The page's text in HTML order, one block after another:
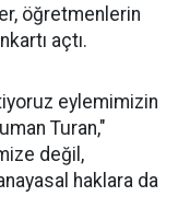
öğretmenlerin
açtı.
eylemimizin
Turan,"
değil,
haklara da